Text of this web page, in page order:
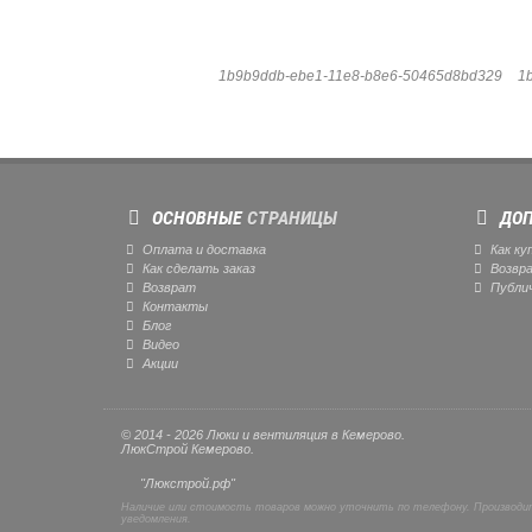
1b9b9ddb-ebe1-11e8-b8e6-50465d8bd329
ОСНОВНЫЕСТРАНИЦЫ
Оплата и доставка
Как сделать заказ
Возврат
Контакты
Блог
Видео
Акции
Как
© 2014 - 2026 Люки и вентиляция в Кемерово.
ЛюкСтрой Кемерово.
"Люкстрой.рф"
Наличие или стоимость товаров можно уточнить по телефону.
уведомления.